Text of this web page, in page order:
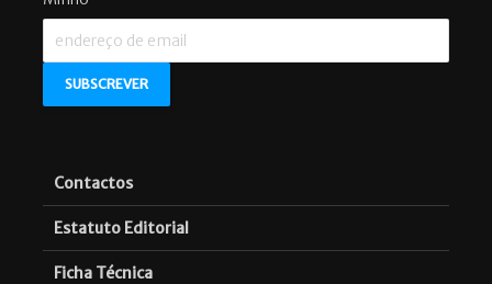
Contactos
Estatuto Editorial
Ficha Técnica